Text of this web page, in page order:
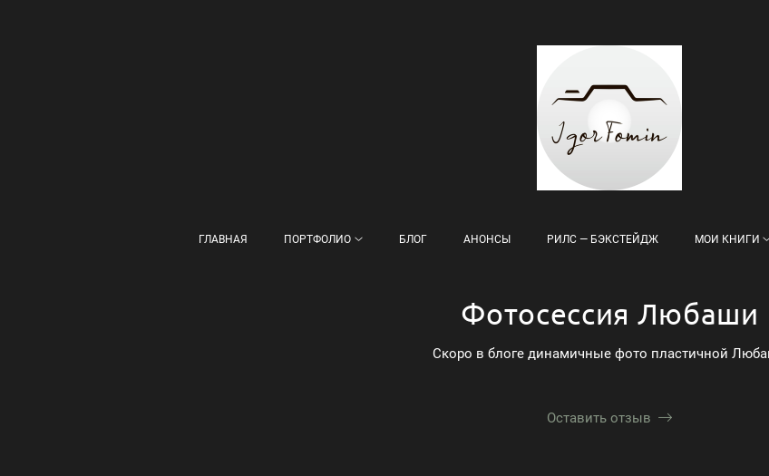
ГЛАВНАЯ ПОРТФОЛИО БЛОГ АНОНСЫ РИЛС — БЭКСТЕЙДЖ МОИ КНИГИ
Фотосессия Любаши
Скоро в блоге динамичные фото пластичной
Оставить отзыв